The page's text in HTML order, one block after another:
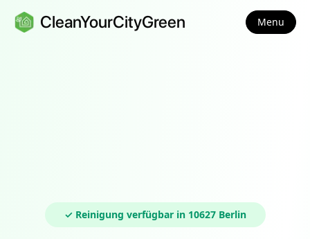
CleanYourCityGreen Menu
✓ Reinigung verfügbar in 10627 Berlin